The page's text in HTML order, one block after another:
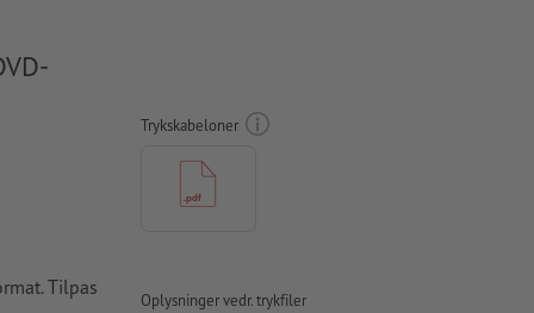
Tilpas
Trykskabeloner
Oplysninger vedr. trykfiler